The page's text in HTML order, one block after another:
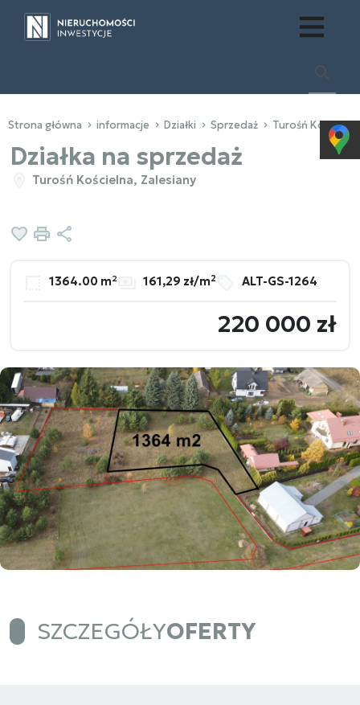
Strona główna informacje Działki Sprzedaż Turośń Kościelna
Działka na sprzedaż
Turośń Kościelna, Zalesiany
Dodaj do ulubionych
Drukuj
1364.00 m² 161,29 zł/m2 ALT-GS-1264
220 000 zł
SZCZEGÓŁYOFERTY